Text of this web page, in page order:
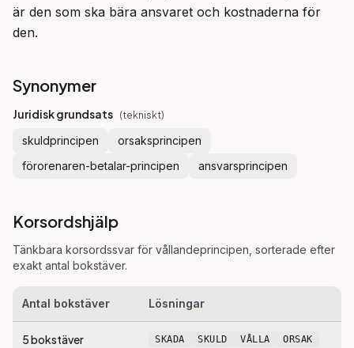
är den som ska bära ansvaret och kostnaderna för
den.
Synonymer
Juridisk grundsats (tekniskt)
skuldprincipen
orsaksprincipen
förorenaren-betalar-principen
ansvarsprincipen
Korsordshjälp
Tänkbara korsordssvar för vållandeprincipen , sorterade efter
exakt antal bokstäver.
Antal bokstäver Lösningar
5bokstäver SKADA SKULD VÅLLA ORSAK